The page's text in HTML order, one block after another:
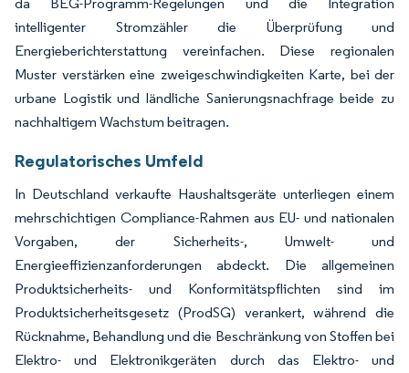
intelligenter Stromzähler die Überprüfung und
Energieberichterstattung vereinfachen. Diese regionalen
Muster verstärken eine zweigeschwindigkeiten Karte, bei der
urbane Logistik und ländliche Sanierungsnachfrage beide zu
nachhaltigem Wachstum beitragen.
Regulatorisches Umfeld
In Deutschland verkaufte Haushaltsgeräte unterliegen einem
mehrschichtigen Compliance-Rahmen aus EU- und nationalen
Vorgaben, der Sicherheits-, Umwelt- und
Energieeffizienzanforderungen abdeckt. Die allgemeinen
Produktsicherheits- und Konformitätspflichten sind im
Produktsicherheitsgesetz (ProdSG) verankert, während die
Rücknahme, Behandlung und die Beschränkung von Stoffen bei
Elektro- und Elektronikgeräten durch das Elektro- und